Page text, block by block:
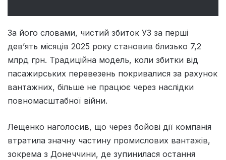
За його словами, чистий збиток УЗ за перші
дев’ять місяців 2025 року становив близько 7,2
млрд грн. Традиційна модель, коли збитки від
пасажирських перевезень покривалися за рахунок
вантажних, більше не працює через наслідки
повномасштабної війни.
Лещенко наголосив, що через бойові дії компанія
втратила значну частину промислових вантажів,
зокрема з Донеччини, де зупинилася остання